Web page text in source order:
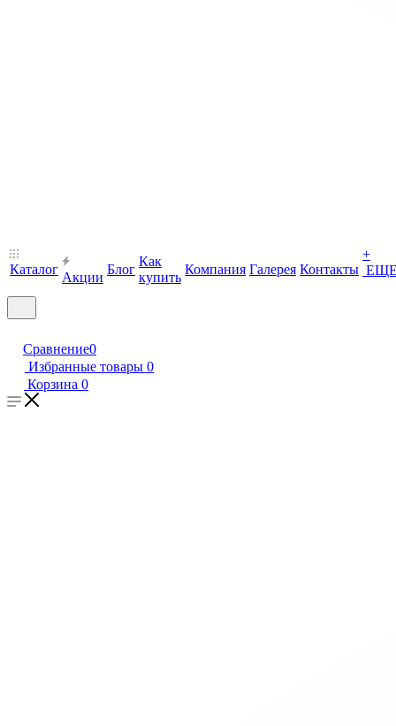
Каталог
Акции
Блог
Как
купить
Компания Галерея Контакты
+
Сравнение0
Избранные товары 0
Корзина 0